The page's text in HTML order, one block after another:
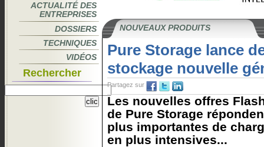
ACTUALITÉ DES
ENTREPRISES
DOSSIERS
TECHNIQUES
VIDÉOS
Rechercher
NOUVEAUX PRODUITS
Pure Storage lance
stockage nouvelle
Partagez sur
Les nouvelles offres
de Pure Storage
plus importantes de
en plus intensives...